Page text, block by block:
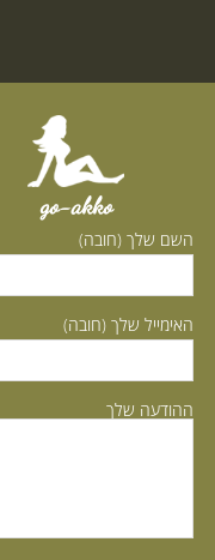
go-akko
השם שלך (חובה)
האימייל שלך (חובה)
ההודעה שלך